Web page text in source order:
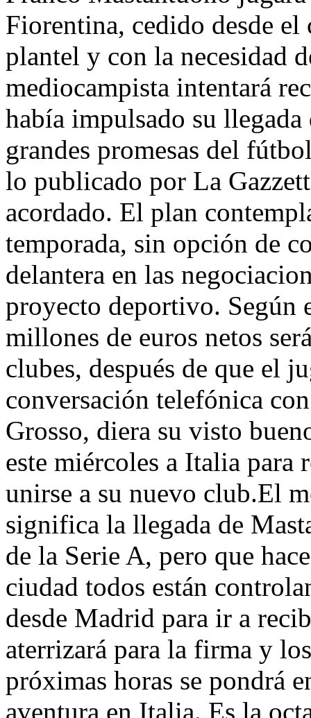
Fiorentina, cedido desde
plantel y con la necesidad
mediocampista intentará
había impulsado su
grandes promesas del
lo publicado por La
acordado. El plan
temporada, sin opción de
delantera en las
proyecto deportivo. Según
millones de euros netos
clubes, después de que el
conversación telefónica
Grosso, diera su visto
este miércoles a Italia para
unirse a su nuevo club.El
significa la llegada de
de la Serie A, pero que
ciudad todos están
desde Madrid para ir a
aterrizará para la firma y
próximas horas se pondrá
aventura en Italia. Es la